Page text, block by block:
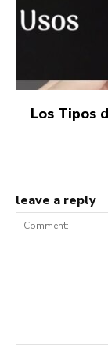
Los Tipos
leave a reply